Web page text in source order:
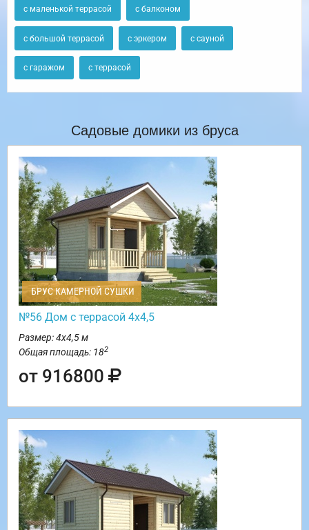
с маленькой террасой с балконом
с большой террасой с эркером с сауной
с гаражом с террасой
Садовые домики из бруса
БРУС КАМЕРНОЙ СУШКИ
№56 Дом с террасой 4х4,5
Размер: 4х4,5 м
Общая площадь: 182
от 916800